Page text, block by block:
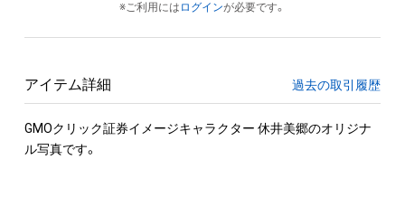
※ご利用には ログインが必要です。
アイテム詳細 過去の取引履歴
GMOクリック証券イメージキャラクター 休井美郷のオリジナ
ル写真です。